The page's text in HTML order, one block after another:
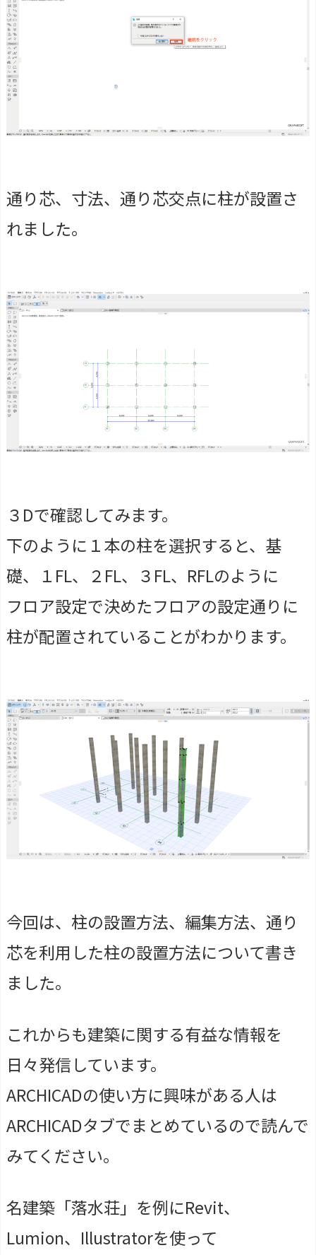
通り芯、寸法、通り芯交点に柱が設置さ
れました。
３Dで確認してみます。
下のように１本の柱を選択すると、基
礎、１FL、２FL、３FL、RFLのように
フロア設定で決めたフロアの設定通りに
柱が配置されていることがわかります。
今回は、柱の設置方法、編集方法、通り
芯を利用した柱の設置方法について書き
ました。
これからも建築に関する有益な情報を
日々発信しています。
ARCHICADの使い方に興味がある人は
ARCHICADタブでまとめているので読んで
みてください。
名建築「落水荘」を例にRevit、
Lumion、Illustratorを使って